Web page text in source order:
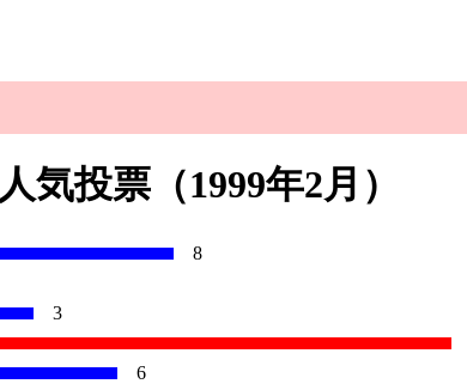
人気投票（1999年2月）
8
3
6